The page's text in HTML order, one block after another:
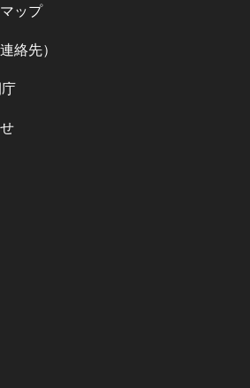
ップ
絡先）